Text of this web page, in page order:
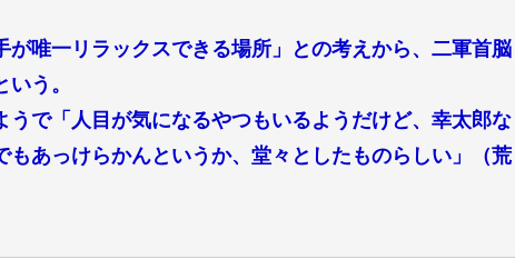
唯一リラックスできる場所」との考えから、二軍首脳
う。
うで「人目が気になるやつもいるようだけど、幸太郎な
もあっけらかんというか、堂々としたものらしい」（荒